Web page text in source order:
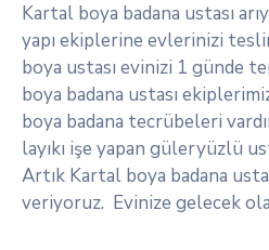
Kartal boya badana ustası
yapı ekiplerine evlerinizi
boya ustası evinizi 1 günde
boya badana ustası
boya badana tecrübeleri
layıkı işe yapan güleryüzlü
Artık Kartal boya badana
veriyoruz. Evinize gelecek